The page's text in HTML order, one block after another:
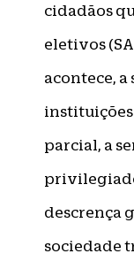
cidadãos
eletivos
acontece, a
parcial, a
descrença
sociedade